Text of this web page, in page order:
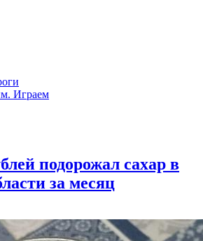
Играем
подорожал сахар в
за месяц